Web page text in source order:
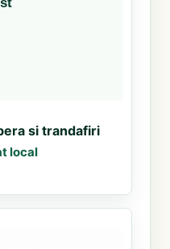
si trandafiri
local